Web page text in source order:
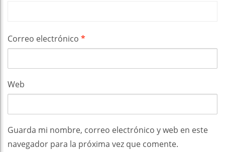
Correo electrónico *
Web
Guarda mi nombre, correo electrónico y web en este
navegador para la próxima vez que comente.